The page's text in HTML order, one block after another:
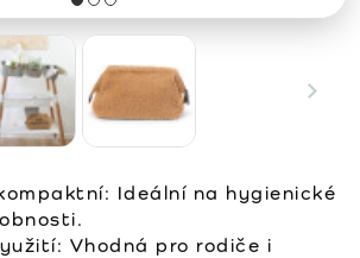
Ideální na hygienické
Vhodná pro rodiče i